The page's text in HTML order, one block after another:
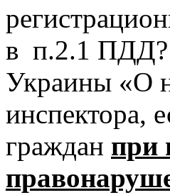
в п.2.1 ПДД?
Украины «О
инспектора,
граждан при